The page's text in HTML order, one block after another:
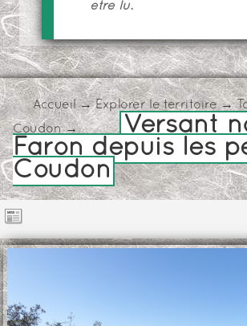
être lu.
Accueil→Explorer le territoire→
Coudon→
Versant
Faron depuis les
Coudon